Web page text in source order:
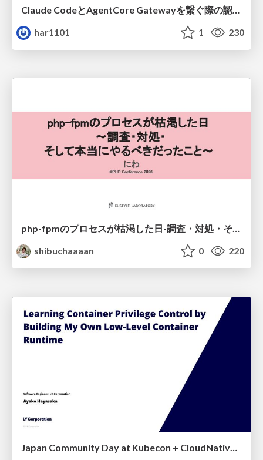
har1101
1 230
php-fpmのプロセスが枯渇した日-調査・対処・そして本当にやるべきだったこと-
shibuchaaaan
0 220